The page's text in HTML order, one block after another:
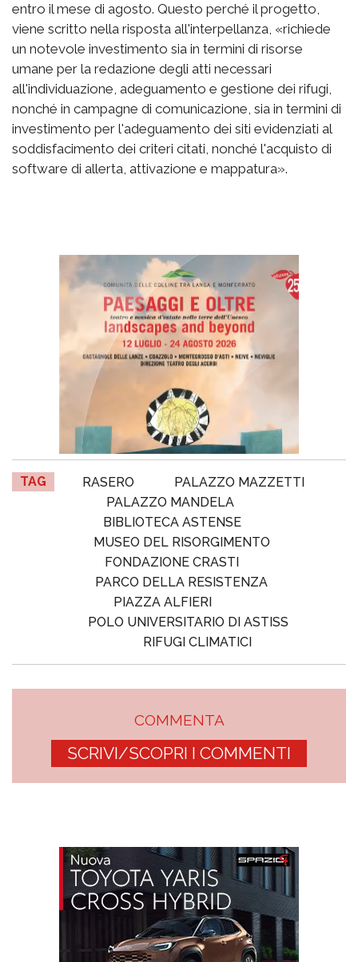
entro il mese di agosto. Questo perché il progetto,
viene scritto nella risposta all'interpellanza, «richiede
un notevole investimento sia in termini di risorse
umane per la redazione degli atti necessari
all'individuazione, adeguamento e gestione dei rifugi,
nonché in campagne di comunicazione, sia in termini di
investimento per l'adeguamento dei siti evidenziati al
soddisfacimento dei criteri citati, nonché l'acquisto di
software di allerta, attivazione e mappatura».
TAG RASERO
PALAZZO MAZZETTI
PALAZZO MANDELA
BIBLIOTECA ASTENSE
MUSEO DEL RISORGIMENTO
FONDAZIONE CRASTI
PARCO DELLA RESISTENZA
PIAZZA ALFIERI
POLO UNIVERSITARIO DI ASTISS
RIFUGI CLIMATICI
COMMENTA
SCRIVI/SCOPRI I COMMENTI